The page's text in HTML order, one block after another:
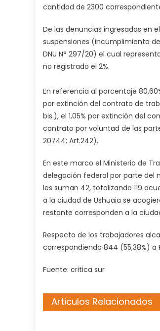
cantidad de 2300
De las denuncias ingresadas en
suspensiones (incumplimiento
DNU N° 297/20) el cual
no registrado el 2%.
En referencia al porcentaje
por extinción del contrato de
bis.), el 1,05% por extinción del
contrato por voluntad de las
20744; Art.242).
En este marco el Ministerio de
delegación federal por parte del
les suman 42, totalizando 119
a la ciudad de Ushuaia se
restante corresponden a la
Respecto de los trabajadores
correspondiendo 844 (55,38%) a
Fuente: critica sur
Articulos Relacionados